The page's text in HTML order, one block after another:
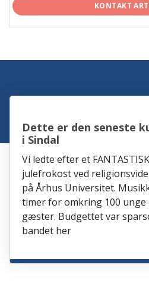
KONTAKT
Dette er den seneste
i Sindal
Vi ledte efter et
julefrokost ved
på Århus Universitet.
timer for omkring 100 unge
gæster. Budgettet var
bandet her